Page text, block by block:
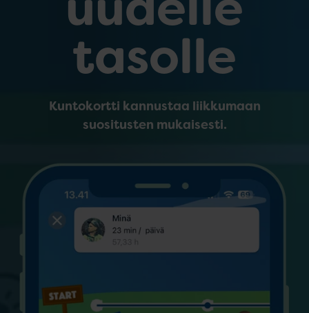
tasolle
Kuntokortti kannustaa liikkumaan
suositusten mukaisesti.